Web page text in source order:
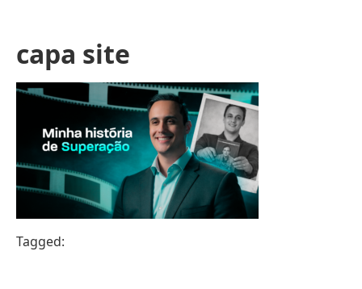
capa site
Tagged: